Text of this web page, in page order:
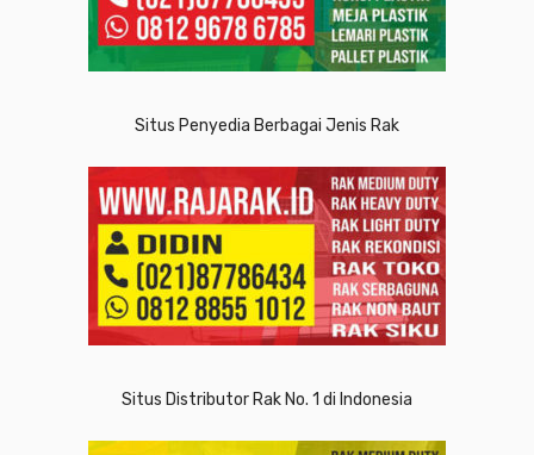
Situs Penyedia Berbagai Jenis Rak
Situs Distributor Rak No. 1 di Indonesia